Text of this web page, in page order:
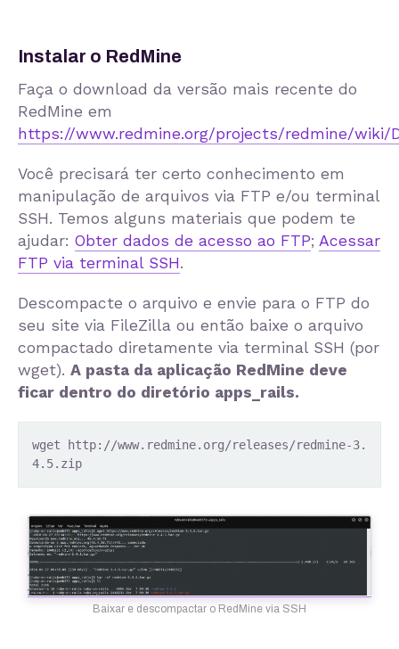
Instalar o RedMine
Faça o download da versão mais recente do
RedMine em
https://www.redmine.org/projects/redmine/wiki/
Você precisará ter certo conhecimento em
manipulação de arquivos via FTP e/ou terminal
SSH. Temos alguns materiais que podem te
ajudar: Obter dados de acesso ao FTP; Acessar
FTP via terminal SSH.
Descompacte o arquivo e envie para o FTP do
seu site via FileZilla ou então baixe o arquivo
compactado diretamente via terminal SSH (por
wget). A pasta da aplicação RedMine deve
ficar dentro do diretório apps_rails.
wget http://www.redmine.org/releases/redmine-3.
4.5.zip
Baixar e descompactar o RedMine via SSH